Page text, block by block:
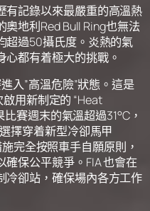
有記錄以來最嚴重的高溫熱
地利Red Bull Ring也無法
超過50攝氏度。炎熱的氣
都有着極大的挑戰。
入”高溫危險”狀態。這是
用新制定的 “Heat
賽週末的氣溫超過31°C，
擇穿着新型冷卻馬甲
完全按照車手自願原則，
保公平競爭。FIA 也會在
冷卻站，確保場內各方工作